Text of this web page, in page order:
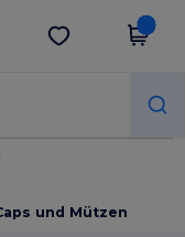
App holen
und Mützen